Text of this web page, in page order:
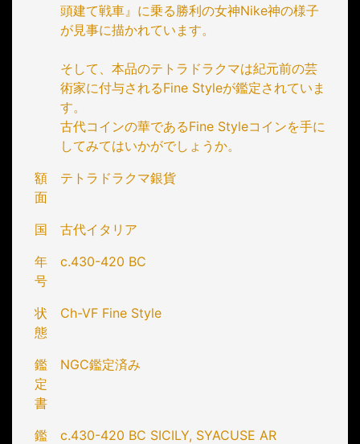
頭建て戦車』に乗る勝利の女神Nike神の様子
が見事に描かれています。
そして、本品のテトラドラクマは紀元前の芸
術家に付与されるFine Styleが鑑定されていま
す。
古代コインの華であるFine Styleコインを手に
してみてはいかがでしょうか。
額
面
テトラドラクマ銀貨
国
古代イタリア
年
号
c.430-420 BC
状
態
Ch-VF Fine Style
鑑
定
書
NGC鑑定済み
鑑
c.430-420 BC SICILY, SYACUSE AR